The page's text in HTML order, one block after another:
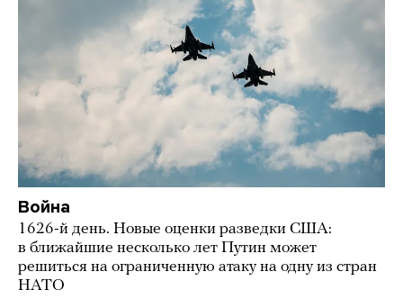
Война
1626-й день. Новые оценки разведки США:
в ближайшие несколько лет Путин может
решиться на ограниченную атаку на одну из стран
НАТО